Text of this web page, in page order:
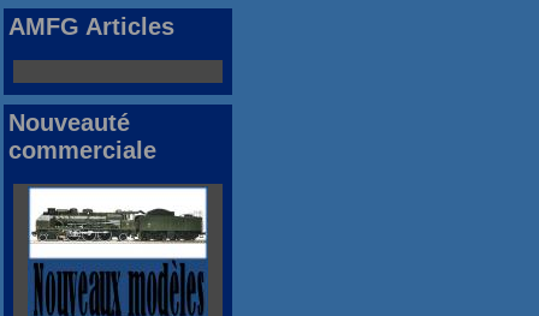
AMFG Articles
Nouveauté
commerciale